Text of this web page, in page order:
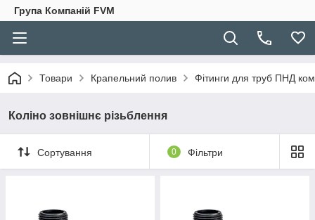
Група Компаній FVM
Товари Крапельний полив Фітинги для труб ПНД
Коліно зовнішнє різьблення
Сортування 0 Фільтри